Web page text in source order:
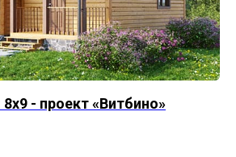
- проект «Витбино»